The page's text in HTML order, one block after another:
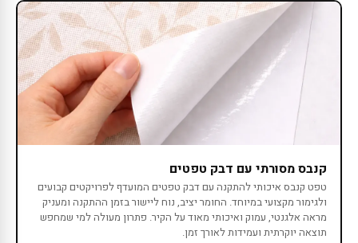
קנבס מסורתי עם דבק טפטים
טפט קנבס איכותי להתקנה עם דבק טפטים המועדף לפרויקטים קבועים
ולגימור מקצועי במיוחד. החומר יציב, נוח ליישור בזמן ההתקנה ומעניק
מראה אלגנטי, עמוק ואיכותי מאוד על הקיר. פתרון מעולה למי שמחפש
תוצאה יוקרתית ועמידות לאורך זמן.